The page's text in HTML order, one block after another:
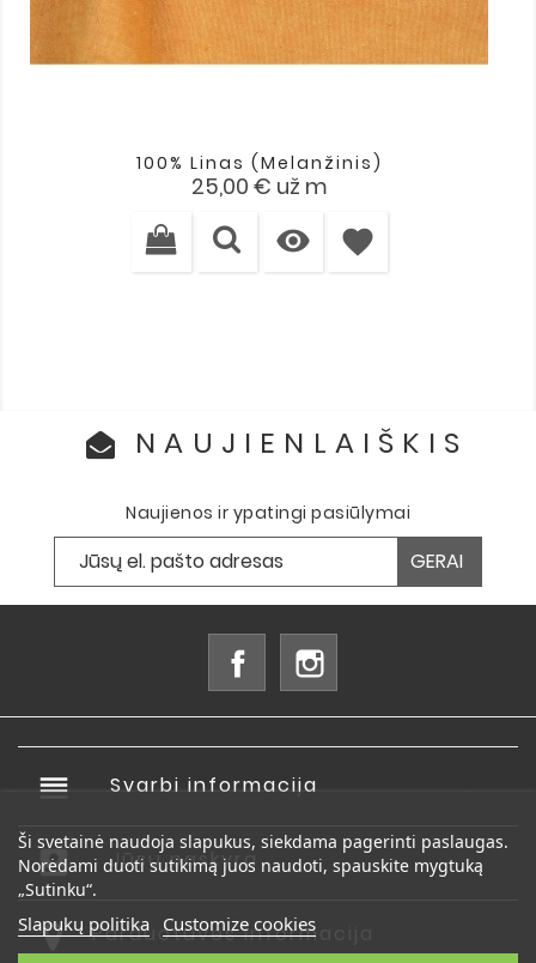
100% Linas (melanžinis)
Kaina
25,00 € už m
 favorite
NAUJIENLAIŠKIS
Naujienos ir ypatingi pasiūlymai
Facebook
reorder Svarbi informacija
account_box Jūsų paskyra 
Parduotuvės informacija
Ši svetainė naudoja slapukus, siekdama pagerinti paslaugas.
Norėdami duoti sutikimą juos naudoti, spauskite mygtuką
„Sutinku“.
Slapukų politika Customize cookies